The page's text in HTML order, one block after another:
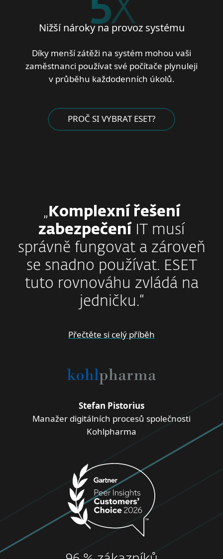
5X
Nižší nároky na provoz systému
Díky menší zátěži na systém mohou vaši
zaměstnanci používat své počítače plynuleji
v průběhu každodenních úkolů.
PROČ SI VYBRAT ESET?
„Komplexní řešení
zabezpečení IT musí
správně fungovat a zároveň
se snadno používat. ESET
tuto rovnováhu zvládá na
jedničku.“
Přečtěte si celý příběh
Stefan Pistorius
Manažer digitálních procesů společnosti
Kohlpharma